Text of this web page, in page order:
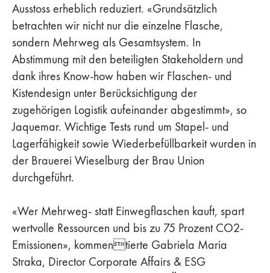
Ausstoss erheblich reduziert. «Grundsätzlich
betrachten wir nicht nur die einzelne Flasche,
sondern Mehrweg als Gesamtsystem. In
Abstimmung mit den beteiligten Stakeholdern und
dank ihres Know-how haben wir Flaschen- und
Kistendesign unter Berücksichtigung der
zugehörigen Logistik aufeinander abgestimmt», so
Jaquemar. Wichtige Tests rund um Stapel- und
Lagerfähigkeit sowie Wiederbefüllbarkeit wurden in
der Brauerei Wieselburg der Brau Union
durchgeführt.
«Wer Mehrweg- statt Einwegflaschen kauft, spart
wertvolle Ressourcen und bis zu 75 Prozent CO2-
Emissionen», kommentierte Gabriela Maria
Straka, Director Corporate Affairs & ESG